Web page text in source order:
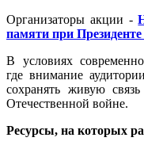
Организаторы акции -
памяти при
В условиях
где внимание
сохранять живую
Отечественной войне.
Ресурсы, на которых